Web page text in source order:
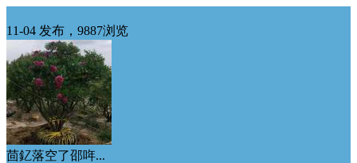
11-04 发布，9887浏览
茴釔落空了邵哖...